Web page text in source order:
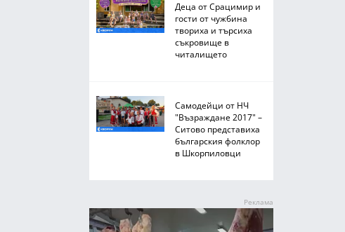
Деца от Срацимир и
гости от чужбина
твориха и търсиха
съкровище в
читалището
Самодейци от НЧ
"Възраждане 2017" –
Ситово представиха
българския фолклор
в Шкорпиловци